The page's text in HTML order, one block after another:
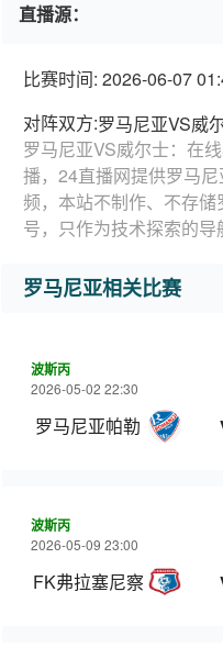
直播源：
比赛时间: 2026-06-07
对阵双方:罗马尼亚VS威
罗马尼亚VS威尔士：在
播，24直播网提供罗马
频，本站不制作、不存
号，只作为技术探索的导
罗马尼亚相关比赛
波斯丙
2026-05-02 22:30
罗马尼亚帕勒
波斯丙
2026-05-09 23:00
FK弗拉塞尼察